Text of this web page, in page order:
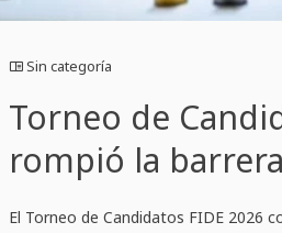
Sin categoría
Torneo de
rompió la
El Torneo de Candidatos FIDE 2026